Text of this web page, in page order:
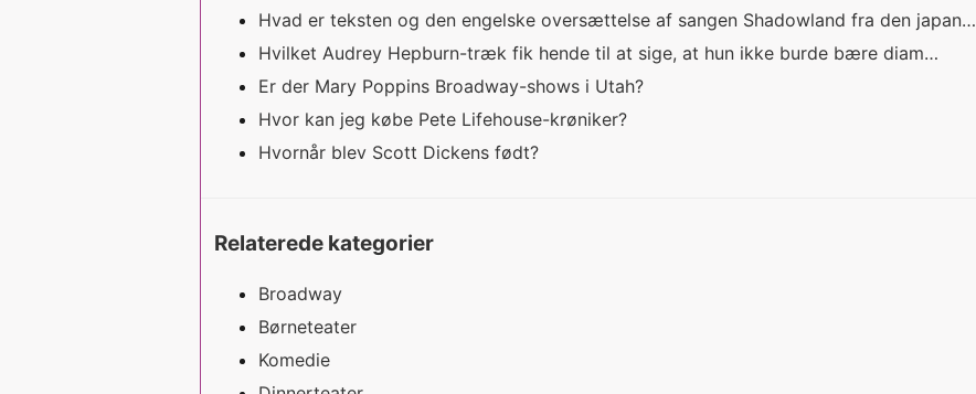
Hvad er teksten og den engelske oversættelse af sangen Shadowland fra den japan…
Hvilket Audrey Hepburn-træk fik hende til at sige, at hun ikke burde bære diam…
Er der Mary Poppins Broadway-shows i Utah?
Hvor kan jeg købe Pete Lifehouse-krøniker?
Hvornår blev Scott Dickens født?
Relaterede kategorier
Broadway
Børneteater
Komedie